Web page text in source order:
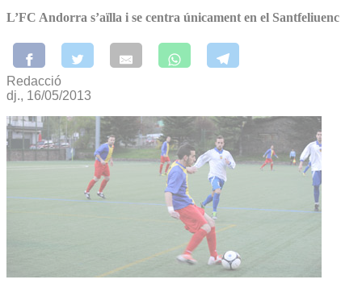
L’FC Andorra s’aïlla i se centra únicament en el Santfeliuenc
Redacció
dj., 16/05/2013